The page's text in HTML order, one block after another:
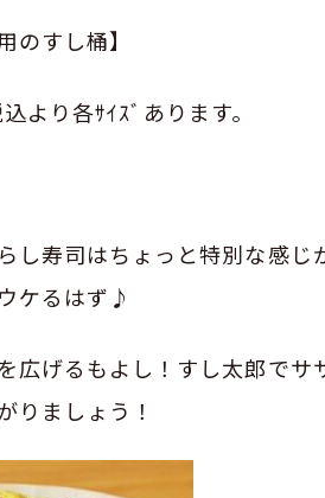
のすし桶】
り各ｻｲｽﾞあります。
し寿司はちょっと特別な感じ
ケるはず♪
広げるもよし！すし太郎でサ
りましょう！